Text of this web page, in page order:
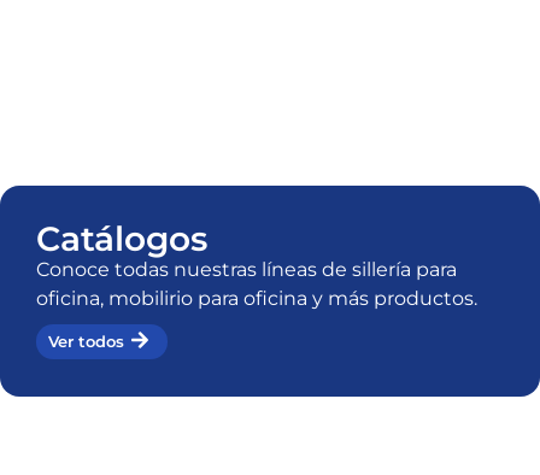
Catálogos
Conoce todas nuestras líneas de sillería para
oficina, mobilirio para oficina y más productos.
Ver todos